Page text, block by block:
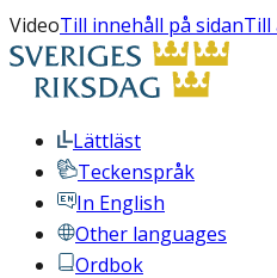
VideoTill innehåll på sidanTill
Lättläst
Teckenspråk
In English
Other languages
Ordbok